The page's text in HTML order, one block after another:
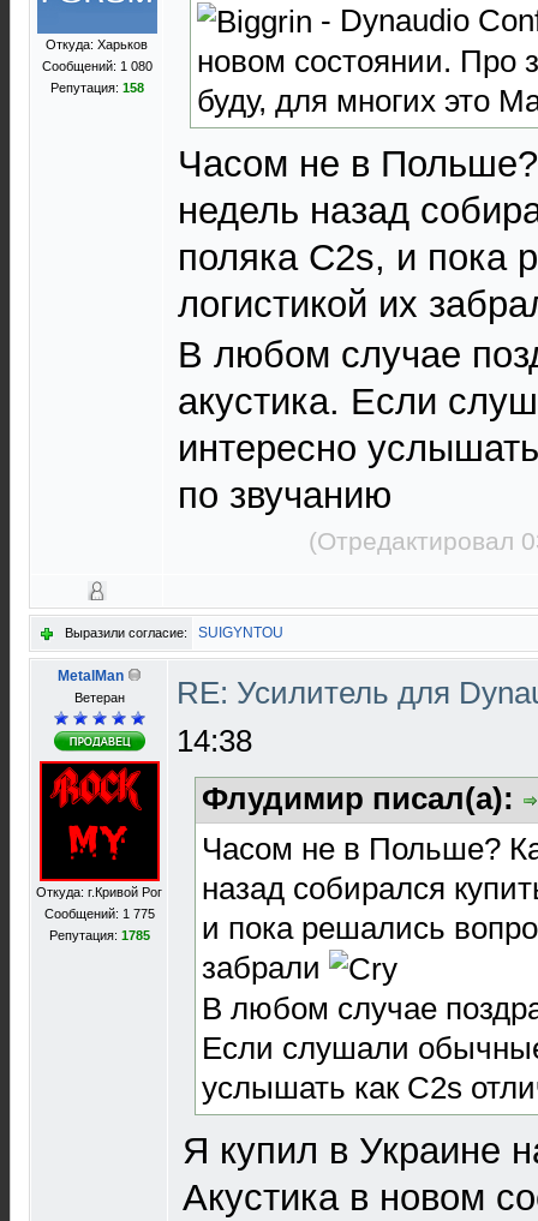
Откуда: Харьков
Сообщений: 1 080
Репутация: 158
- Dynaudio
новом состоянии. Про
буду, для многих это
Часом не в
недель назад
поляка C2s, и пока
логистикой их
В любом случае
акустика. Если
интересно
по звучанию
(Отредактировал
Выразили согласие: SUIGYNTOU
MetalMan
Ветеран
Откуда: г.Кривой Рог
Сообщений: 1 775
Репутация: 1785
RE: Усилитель для
14:38
Флудимир писал(а):
Часом не в Польше?
назад собирался
и пока решались
забрали
В любом случае
Если слушали
услышать как C2s
Я купил в Украине
Акустика в новом